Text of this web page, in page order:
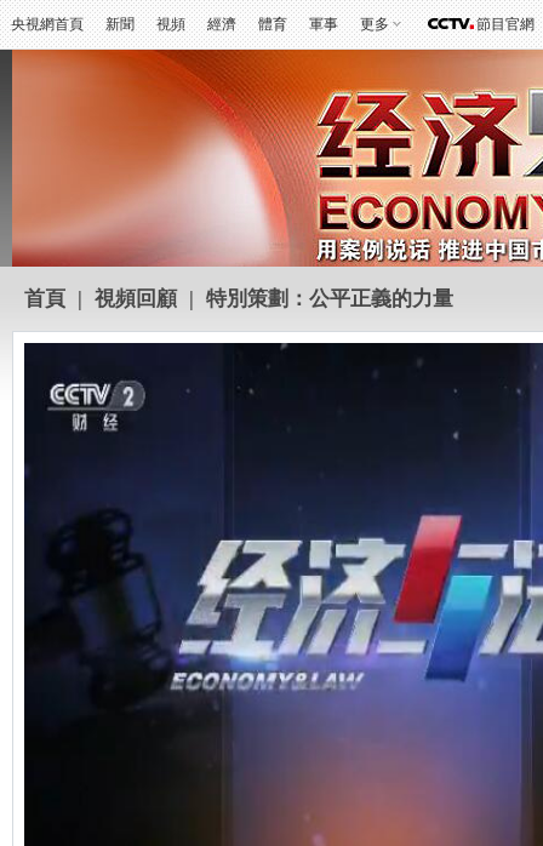
央視網首頁 新聞 視頻 經濟 體育 軍事 更多 節目官網
首頁 | 視頻回顧 | 特別策劃：公平正義的力量